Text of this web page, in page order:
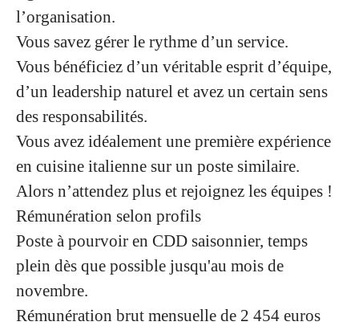
l’organisation.
Vous savez gérer le rythme d’un service.
Vous bénéficiez d’un véritable esprit d’équipe,
d’un leadership naturel et avez un certain sens
des responsabilités.
Vous avez idéalement une première expérience
en cuisine italienne sur un poste similaire.
Alors n’attendez plus et rejoignez les équipes !
Rémunération selon profils
Poste à pourvoir en CDD saisonnier, temps
plein dès que possible jusqu'au mois de
novembre.
Rémunération brut mensuelle de 2 454 euros